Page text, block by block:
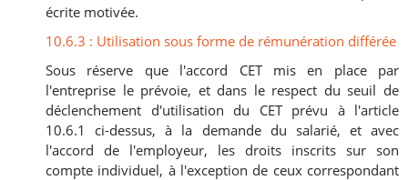
écrite motivée.
10.6.3 : Utilisation sous forme de rémunération différée
Sous réserve que l'accord CET mis en place par
l'entreprise le prévoie, et dans le respect du seuil de
déclenchement d'utilisation du CET prévu à l'article
10.6.1 ci-dessus, à la demande du salarié, et avec
l'accord de l'employeur, les droits inscrits sur son
compte individuel, à l'exception de ceux correspondant